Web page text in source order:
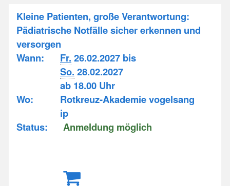
Kleine Patienten, große Verantwortung:
Pädiatrische Notfälle sicher erkennen und
versorgen
Wann:
Fr. 26.02.2027 bis
So. 28.02.2027
ab 18.00 Uhr
Wo:
Rotkreuz-Akademie vogelsang
ip
Status:
Anmeldung möglich